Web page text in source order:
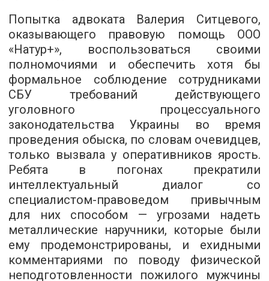
Попытка адвоката Валерия Ситцевого,
оказывающего правовую помощь ООО
«Натур+», воспользоваться своими
полномочиями и обеспечить хотя бы
формальное соблюдение сотрудниками
СБУ требований действующего
уголовного процессуального
законодательства Украины во время
проведения обыска, по словам очевидцев,
только вызвала у оперативников ярость.
Ребята в погонах прекратили
интеллектуальный диалог со
специалистом-правоведом привычным
для них способом — угрозами надеть
металлические наручники, которые были
ему продемонстрированы, и ехидными
комментариями по поводу физической
неподготовленности пожилого мужчины